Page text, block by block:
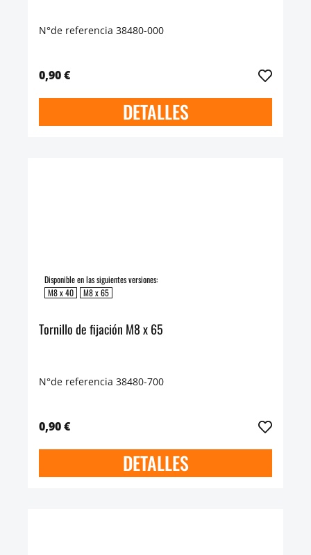
N°de referencia 38480-000
0,90 €
DETALLES
Disponible en las siguientes versiones:
M8 x 40
M8 x 65
Tornillo de fijación M8 x 65
N°de referencia 38480-700
0,90 €
DETALLES